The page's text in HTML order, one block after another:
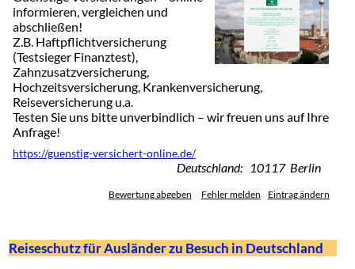
informieren, vergleichen und
abschließen!
Z.B. Haftpflichtversicherung
(Testsieger Finanztest),
Zahnzusatzversicherung,
Hochzeitsversicherung, Krankenversicherung,
Reiseversicherung u.a.
Testen Sie uns bitte unverbindlich – wir freuen uns auf Ihre
Anfrage!
https://guenstig-versichert-online.de/
Deutschland: 10117 Berlin
Bewertung abgeben Fehler melden Eintrag ändern
Reiseschutz für Ausländer zu Besuch in Deutschland